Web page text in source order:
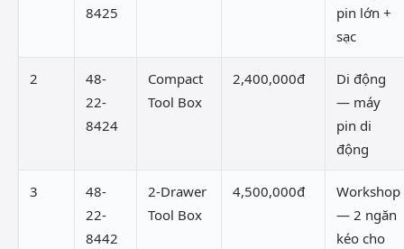
8425
pin lớn +
sạc
2
48-
22-
8424
Compact
Tool Box
2,400,000đ
Di động
— máy
pin di
động
3
48-
22-
8442
2-Drawer
Tool Box
4,500,000đ
Workshop
— 2 ngăn
kéo cho